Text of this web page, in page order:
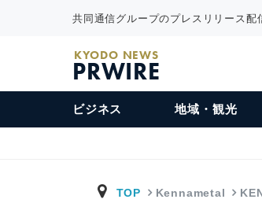
共同通信グループのプレスリリース配
KYODO NEWS
PRWIRE
ビジネス 地域・観光
TOP Kennametal